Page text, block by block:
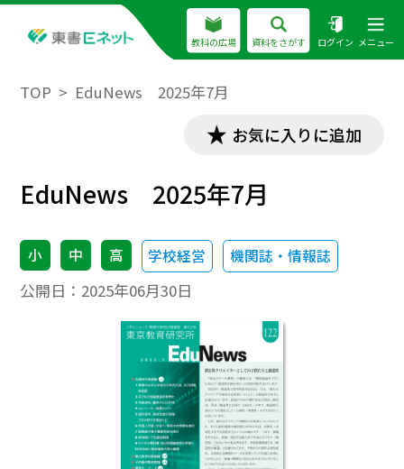
教科の広場 資料をさがす ログイン メニュー
TOP EduNews 2025年7月
お気に入りに追加
EduNews 2025年7月
小 中 高 学校経営 機関誌・情報誌
公開日： 2025年06月30日